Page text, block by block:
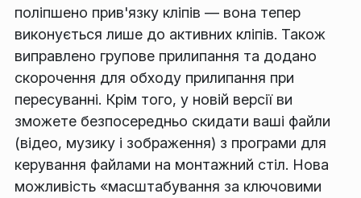
поліпшено прив'язку кліпів — вона тепер
виконується лише до активних кліпів. Також
виправлено групове прилипання та додано
скорочення для обходу прилипання при
пересуванні. Крім того, у новій версії ви
зможете безпосередньо скидати ваші файли
(відео, музику і зображення) з програми для
керування файлами на монтажний стіл. Нова
можливість «масштабування за ключовими